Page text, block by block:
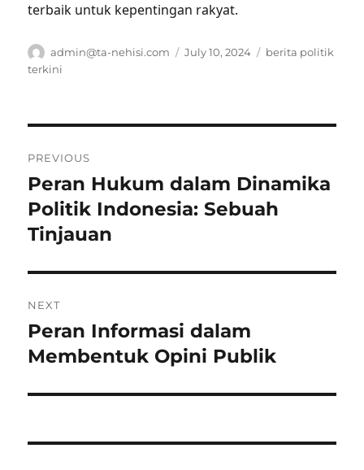
terbaik untuk kepentingan rakyat.
Author
admin@ta-nehisi.com
Posted
July 10, 2024 Tags
berita politik
terkini
navigation
PREVIOUS
Previous
post:
Peran Hukum dalam Dinamika
Politik Indonesia: Sebuah
Tinjauan
NEXT
Next
post:
Peran Informasi dalam
Membentuk Opini Publik